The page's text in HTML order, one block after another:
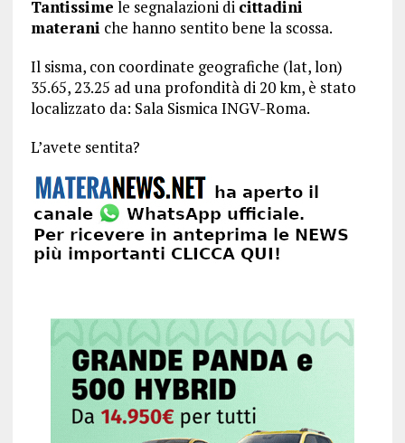
Tantissime le segnalazioni di cittadini
materani che hanno sentito bene la scossa.
Il sisma, con coordinate geografiche (lat, lon)
35.65, 23.25 ad una profondità di 20 km, è stato
localizzato da: Sala Sismica INGV-Roma.
L’avete sentita?